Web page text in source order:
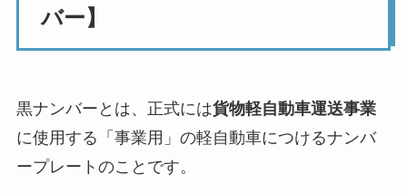
バー】
黒ナンバーとは、正式には貨物軽自動車運送事業
に使用する「事業用」の軽自動車につけるナンバ
ープレートのことです。